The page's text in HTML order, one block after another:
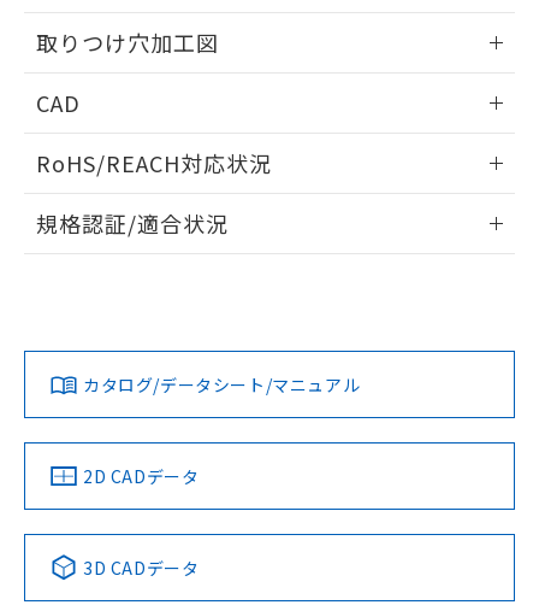
取りつけ穴加工図
CAD
ドすることができます。
ログイン/会員登録
ダウンロードデータをご利用いただく前に、以下を必ずお読
みください。
ソフトウェアの使用条件
RoHS/REACH対応状況
EU RoHS 注意事項・凡例
対応済み
中国 RoHS 注意事項・凡例
Pb Hg Cd Cr(VI)
規格認証/適合状況
カタログ/データシート/マニュアル
2D CADデータ
3D CADデータ
既に当社にて対応品への在庫切替を完了
していることから、特段のことがない限
り、2022年1月12日より割愛しておりま